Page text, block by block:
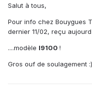
Salut à tous,
Pour info chez Bouygues
dernier 11/02, reçu
....modèle I9100 !
Gros ouf de soulagement :)